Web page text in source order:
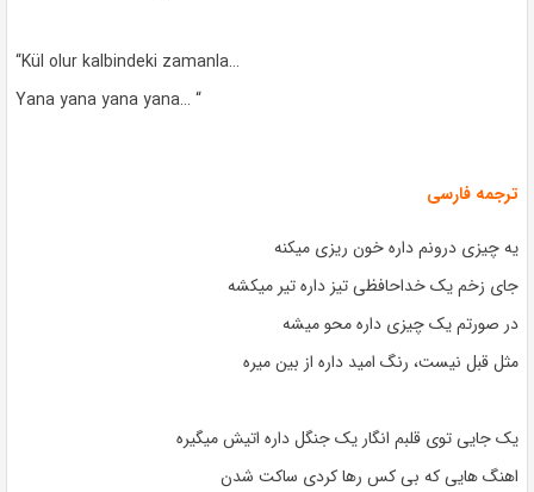
“Kül olur kalbindeki zamanla…
Yana yana yana yana… “
ترجمه فارسی
یه چیزی درونم داره خون ریزی میکنه
جای زخم یک خداحافظی تیز داره تیر میکشه
در صورتم یک چیزی داره محو میشه
مثل قبل نیست، رنگ امید داره از بین میره
یک جایی توی قلبم انگار یک جنگل داره اتیش میگیره
اهنگ هایی که بی کس رها کردی ساکت شدن